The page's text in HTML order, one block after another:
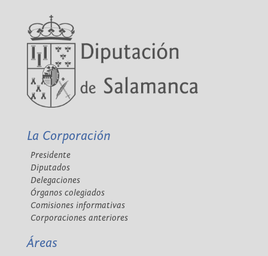
La Corporación
Presidente
Diputados
Delegaciones
Órganos colegiados
Comisiones informativas
Corporaciones anteriores
Áreas